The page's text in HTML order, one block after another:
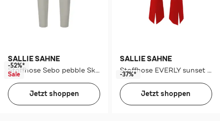
SALLIE SAHNE
Stoffhose Sebo pebble Skinny
-52%*
Sale
Jetzt shoppen
SALLIE SAHNE
Stoffhose EVERLY sunset Straight
-37%*
Jetzt shoppen